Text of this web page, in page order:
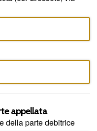
appellata
della parte debitrice